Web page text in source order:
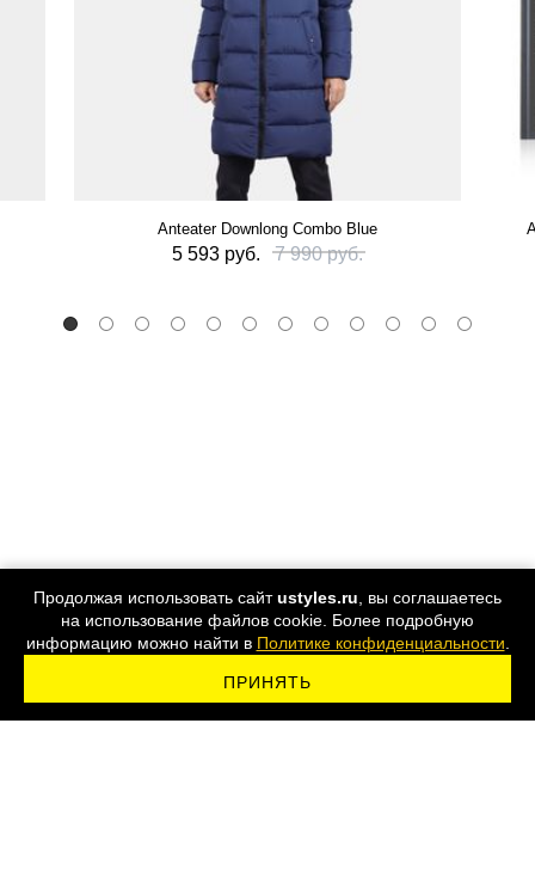
Anteater Downlong Combo Blue
5 593 руб. 7 990 руб.
Продолжая использовать сайтustyles.ru , вы соглашаетесь
на использование файлов cookie. Более подробную
информацию можно найти в Политике конфиденциальности
ПРИНЯТЬ